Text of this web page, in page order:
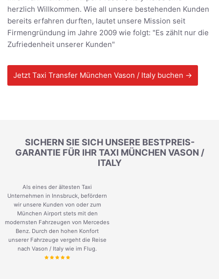
herzlich Willkommen. Wie all unsere bestehenden Kunden
bereits erfahren durften, lautet unsere Mission seit
Firmengründung im Jahre 2009 wie folgt: "Es zählt nur die
Zufriedenheit unserer Kunden"
Jetzt Taxi Transfer München Vason / Italy buchen →
SICHERN SIE SICH UNSERE BESTPREIS-
GARANTIE FÜR IHR TAXI MÜNCHEN VASON /
ITALY
Als eines der ältesten Taxi
Unternehmen in Innsbruck, befördern
wir unsere Kunden von oder zum
München Airport stets mit den
modernsten Fahrzeugen von Mercedes
Benz. Durch den hohen Konfort
unserer Fahrzeuge vergeht die Reise
nach Vason / Italy wie im Flug.